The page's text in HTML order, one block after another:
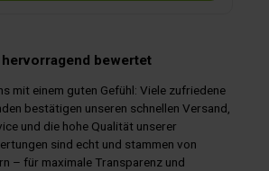
bewertet
mit einem guten Gefühl: Viele zufriedene
bestätigen unseren schnellen Versand,
und die hohe Qualität unserer
sind echt und stammen von
– für maximale Transparenz und